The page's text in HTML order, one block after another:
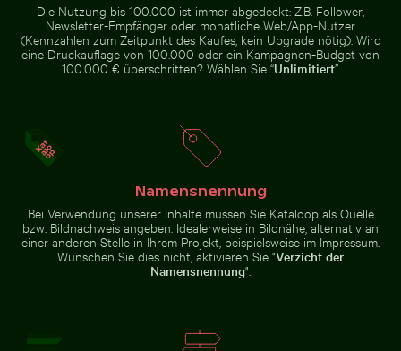
Einsamer Spaziergang am Thai Mueang Strand
Einsamer Spaziergang am Thai Mueang Strand
Herbstliche
Hahneberg in
Berlin im
goldenen Licht
Die Nutzung bis 100.000 ist immer abgedeckt: Z.B. Follower,
Newsletter-Empfänger oder monatliche Web/App-Nutzer
(Kennzahlen zum Zeitpunkt des Kaufes, kein Upgrade nötig). Wird
eine Druckauflage von 100.000 oder ein Kampagnen-Budget von
100.000 € überschritten? Wählen Sie “Unlimitiert”.
Namensnennung
Bei Verwendung unserer Inhalte müssen Sie Kataloop als Quelle
bzw. Bildnachweis angeben. Idealerweise in Bildnähe, alternativ an
einer anderen Stelle in Ihrem Projekt, beispielsweise im Impressum.
Wünschen Sie dies nicht, aktivieren Sie "Verzicht der
Namensnennung".